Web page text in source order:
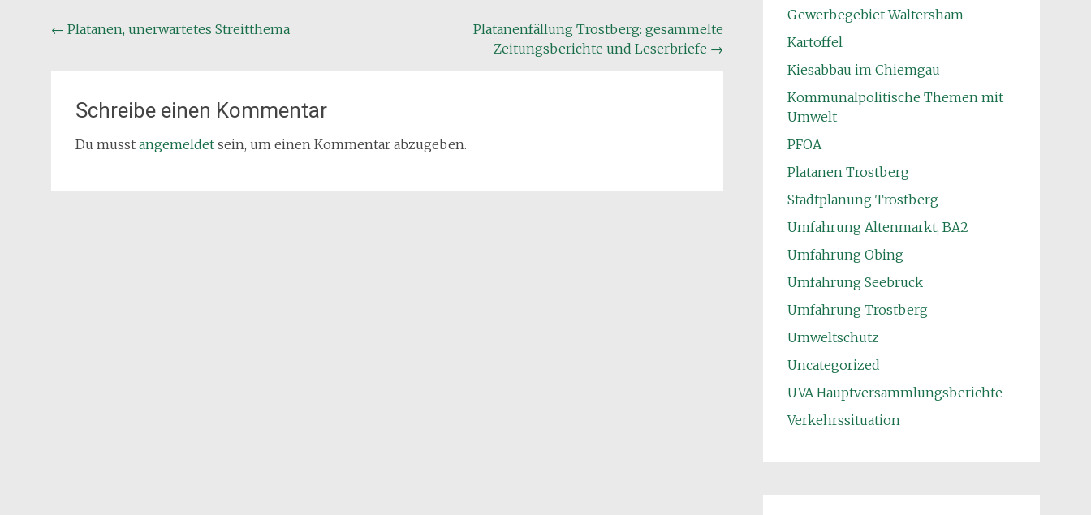
Beitragsnavigation
← Platanen, unerwartetes Streitthema
Platanenfällung Trostberg: gesammelte
Zeitungsberichte und Leserbriefe →
Schreibe einen Kommentar
Du musst angemeldet sein, um einen Kommentar abzugeben.
Gewerbegebiet Waltersham
Kartoffel
Kiesabbau im Chiemgau
Kommunalpolitische Themen mit
Umwelt
PFOA
Platanen Trostberg
Stadtplanung Trostberg
Umfahrung Altenmarkt, BA2
Umfahrung Obing
Umfahrung Seebruck
Umfahrung Trostberg
Umweltschutz
Uncategorized
UVA Hauptversammlungsberichte
Verkehrssituation